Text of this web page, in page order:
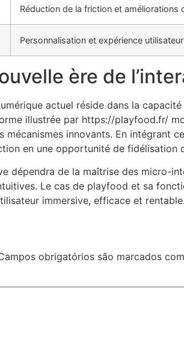
Réduction de la friction et améliorations
Personnalisation et expérience
ère de
actuel réside dans la
illustrée par https://playfood.fr/
innovants. En intégrant
en une opportunité de fidélisation
dépendra de la maîtrise des micro-
Le cas de playfood et sa
immersive, efficace et rentable.
obrigatórios são marcados com